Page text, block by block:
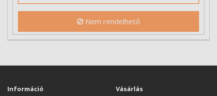
Nem rendelhető
Információ Vásárlás